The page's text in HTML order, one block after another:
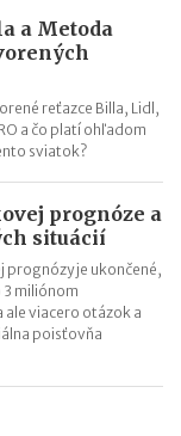
a Metoda
reťazce Billa, Lidl,
a čo platí ohľadom
sviatok?
prognóze a
situácií
prognózy je ukončené,
miliónom
viacero otázok a
poisťovňa